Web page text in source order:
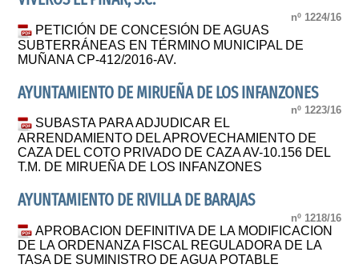
nº 1224/16
PETICIÓN DE CONCESIÓN DE AGUAS
SUBTERRÁNEAS EN TÉRMINO MUNICIPAL DE
MUÑANA CP-412/2016-AV.
AYUNTAMIENTO DE MIRUEÑA DE LOS INFANZONES
nº 1223/16
SUBASTA PARA ADJUDICAR EL
ARRENDAMIENTO DEL APROVECHAMIENTO DE
CAZA DEL COTO PRIVADO DE CAZA AV-10.156 DEL
T.M. DE MIRUEÑA DE LOS INFANZONES
AYUNTAMIENTO DE RIVILLA DE BARAJAS
nº 1218/16
APROBACION DEFINITIVA DE LA MODIFICACION
DE LA ORDENANZA FISCAL REGULADORA DE LA
TASA DE SUMINISTRO DE AGUA POTABLE